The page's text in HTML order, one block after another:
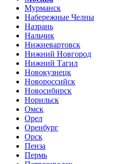
Мурманск
Набережные Челны
Назрань
Нальчик
Нижневартовск
Нижний Новгород
Нижний Тагил
Новокузнецк
Новороссийск
Новосибирск
Норильск
Омск
Орел
Оренбург
Орск
Пенза
Пермь